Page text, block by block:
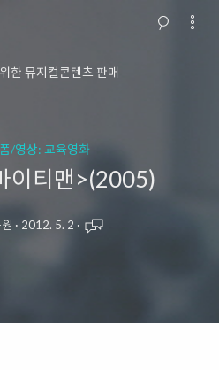
한 뮤지컬콘텐츠 판매
/영상: 교육영화
이티맨>(2005)
· 2012. 5. 2 ·